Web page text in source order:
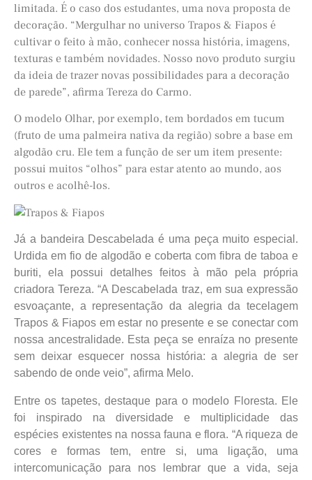
limitada. É o caso dos estudantes, uma nova proposta de
decoração. “Mergulhar no universo Trapos & Fiapos é
cultivar o feito à mão, conhecer nossa história, imagens,
texturas e também novidades. Nosso novo produto surgiu
da ideia de trazer novas possibilidades para a decoração
de parede”, afirma Tereza do Carmo.
O modelo Olhar, por exemplo, tem bordados em tucum
(fruto de uma palmeira nativa da região) sobre a base em
algodão cru. Ele tem a função de ser um item presente:
possui muitos “olhos” para estar atento ao mundo, aos
outros e acolhê-los.
Já a bandeira Descabelada é uma peça muito especial.
Urdida em fio de algodão e coberta com fibra de taboa e
buriti, ela possui detalhes feitos à mão pela própria
criadora Tereza. “A Descabelada traz, em sua expressão
esvoaçante, a representação da alegria da tecelagem
Trapos & Fiapos em estar no presente e se conectar com
nossa ancestralidade. Esta peça se enraíza no presente
sem deixar esquecer nossa história: a alegria de ser
sabendo de onde veio”, afirma Melo.
Entre os tapetes, destaque para o modelo Floresta. Ele
foi inspirado na diversidade e multiplicidade das
espécies existentes na nossa fauna e flora. “A riqueza de
cores e formas tem, entre si, uma ligação, uma
intercomunicação para nos lembrar que a vida, seja